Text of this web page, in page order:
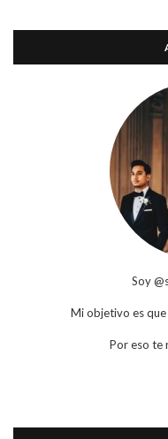
Soy
Mi objetivo es que
Por eso te